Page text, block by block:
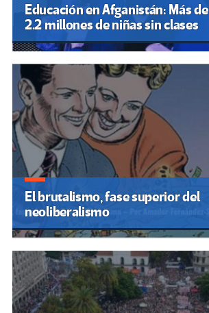
Educación en Afganistán: Más de
2.2 millones de niñas sin clases
El brutalismo, fase superior del
neoliberalismo